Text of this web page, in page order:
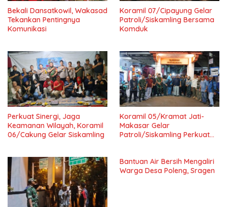
Bekali Dansatkowil, Wakasad
Tekankan Pentingnya
Komunikasi
Koramil 07/Cipayung Gelar
Patroli/Siskamling Bersama
Komduk
Perkuat Sinergi, Jaga
Keamanan Wilayah, Koramil
06/Cakung Gelar Siskamling
Koramil 05/Kramat Jati-
Makasar Gelar
Patroli/Siskamling Perkuat
Bantuan Air Bersih Mengaliri
Warga Desa Poleng, Sragen